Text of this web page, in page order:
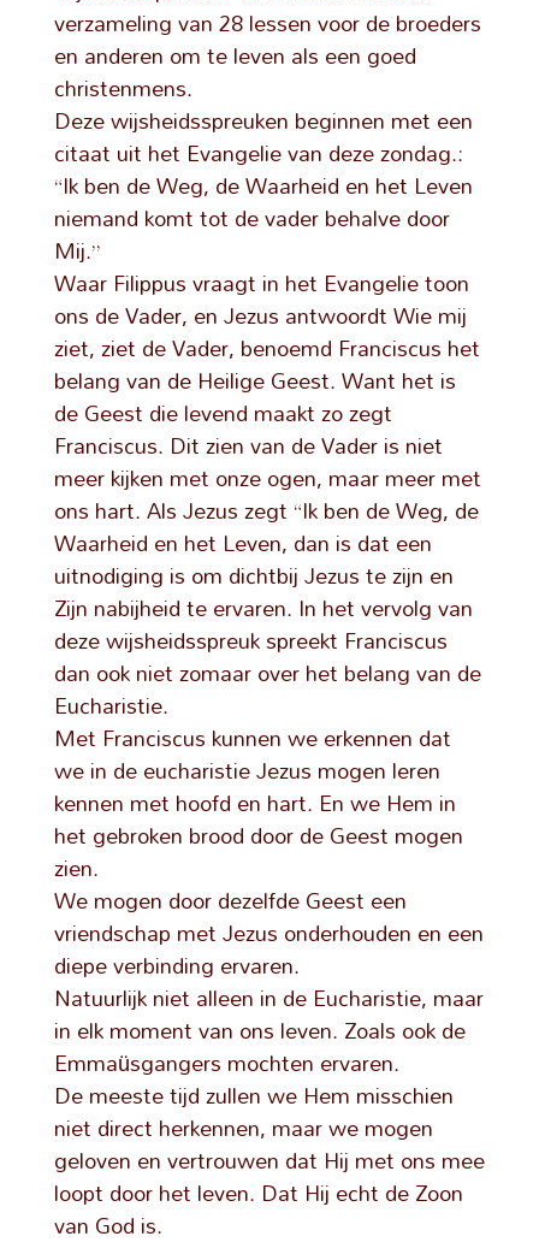
verzameling van 28 lessen voor de broeders
en anderen om te leven als een goed
christenmens.
Deze wijsheidsspreuken beginnen met een
citaat uit het Evangelie van deze zondag.:
“Ik ben de Weg, de Waarheid en het Leven
niemand komt tot de vader behalve door
Mij.”
Waar Filippus vraagt in het Evangelie toon
ons de Vader, en Jezus antwoordt Wie mij
ziet, ziet de Vader, benoemd Franciscus het
belang van de Heilige Geest. Want het is
de Geest die levend maakt zo zegt
Franciscus. Dit zien van de Vader is niet
meer kijken met onze ogen, maar meer met
ons hart. Als Jezus zegt “Ik ben de Weg, de
Waarheid en het Leven, dan is dat een
uitnodiging is om dichtbij Jezus te zijn en
Zijn nabijheid te ervaren. In het vervolg van
deze wijsheidsspreuk spreekt Franciscus
dan ook niet zomaar over het belang van de
Eucharistie.
Met Franciscus kunnen we erkennen dat
we in de eucharistie Jezus mogen leren
kennen met hoofd en hart. En we Hem in
het gebroken brood door de Geest mogen
zien.
We mogen door dezelfde Geest een
vriendschap met Jezus onderhouden en een
diepe verbinding ervaren.
Natuurlijk niet alleen in de Eucharistie, maar
in elk moment van ons leven. Zoals ook de
Emmaüsgangers mochten ervaren.
De meeste tijd zullen we Hem misschien
niet direct herkennen, maar we mogen
geloven en vertrouwen dat Hij met ons mee
loopt door het leven. Dat Hij echt de Zoon
van God is.